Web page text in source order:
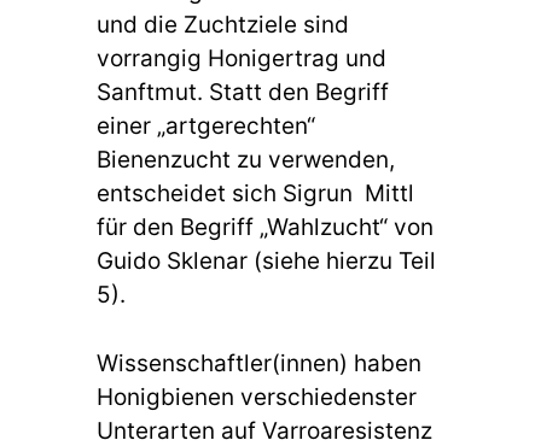
und die Zuchtziele sind
vorrangig Honigertrag und
Sanftmut. Statt den Begriff
einer „artgerechten“
Bienenzucht zu verwenden,
entscheidet sich Sigrun Mittl
für den Begriff „Wahlzucht“ von
Guido Sklenar (siehe hierzu Teil
5).
Wissenschaftler(innen) haben
Honigbienen verschiedenster
Unterarten auf Varroaresistenz